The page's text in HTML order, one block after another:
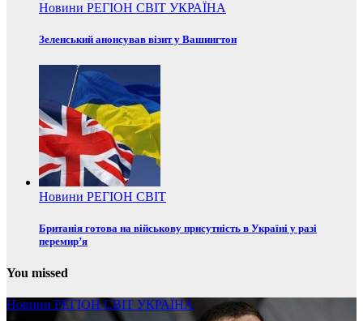
Новини РЕГІОН СВІТ УКРАЇНА
Зеленський анонсував візит у Вашингтон
Новини РЕГІОН СВІТ
Британія готова на військову присутність в Україні у разі
перемир’я
You missed
Новини РЕГІОНСВІТ УКРАЇНА